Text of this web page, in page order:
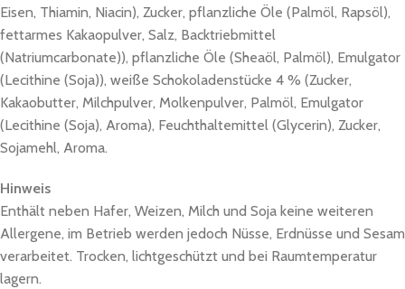
Eisen, Thiamin, Niacin), Zucker, pflanzliche Öle (Palmöl, Rapsöl),
fettarmes Kakaopulver, Salz, Backtriebmittel
(Natriumcarbonate)), pflanzliche Öle (Sheaöl, Palmöl), Emulgator
(Lecithine (Soja)), weiße Schokoladenstücke 4 % (Zucker,
Kakaobutter, Milchpulver, Molkenpulver, Palmöl, Emulgator
(Lecithine (Soja), Aroma), Feuchthaltemittel (Glycerin), Zucker,
Sojamehl, Aroma.
Hinweis
Enthält neben Hafer, Weizen, Milch und Soja keine weiteren
Allergene, im Betrieb werden jedoch Nüsse, Erdnüsse und Sesam
verarbeitet. Trocken, lichtgeschützt und bei Raumtemperatur
lagern.